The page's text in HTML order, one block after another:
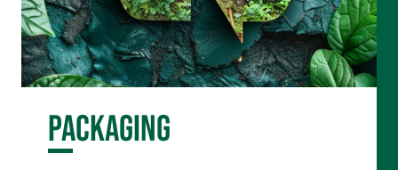
Packaging
impermeabilizzante
elastica
monocomponente
polimero
qualità per
interni